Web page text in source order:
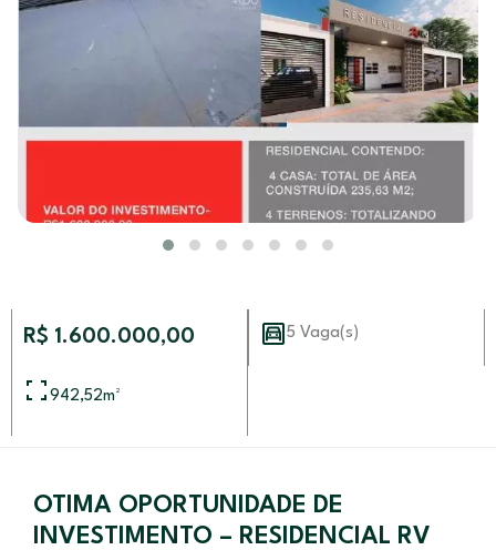
R$ 1.600.000,00 5 Vaga(s)
942,52m²
OTIMA OPORTUNIDADE DE
INVESTIMENTO – RESIDENCIAL RV